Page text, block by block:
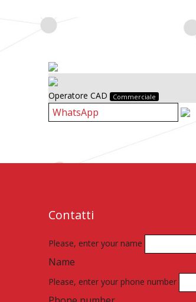
Operatore CAD Commerciale
Contatti
Please, enter your name
Name
Please, enter your phone number